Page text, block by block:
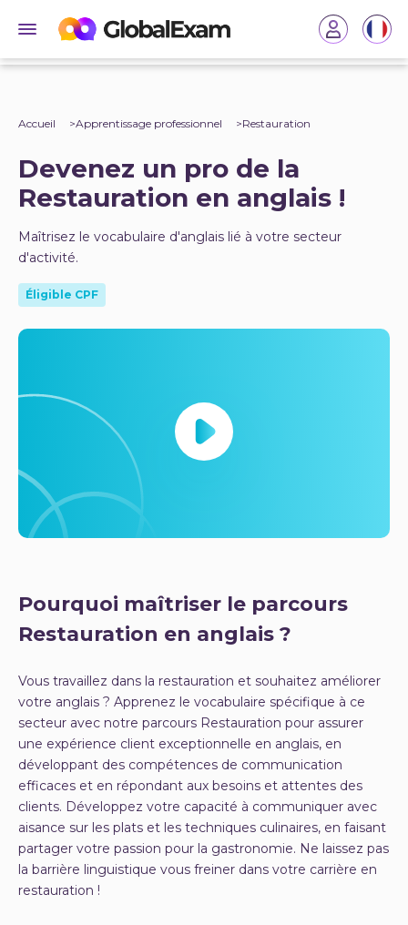
Accueil Apprentissage professionnel Restauration
Devenez un pro de la
Restauration en anglais !
Maîtrisez le vocabulaire d'anglais lié à votre secteur
d'activité.
Éligible CPF
Pourquoi maîtriser le parcours
Restauration en anglais ?
Vous travaillez dans la restauration et souhaitez améliorer
votre anglais ? Apprenez le vocabulaire spécifique à ce
secteur avec notre parcours Restauration pour assurer
une expérience client exceptionnelle en anglais, en
développant des compétences de communication
efficaces et en répondant aux besoins et attentes des
clients. Développez votre capacité à communiquer avec
aisance sur les plats et les techniques culinaires, en faisant
partager votre passion pour la gastronomie. Ne laissez pas
la barrière linguistique vous freiner dans votre carrière en
restauration !